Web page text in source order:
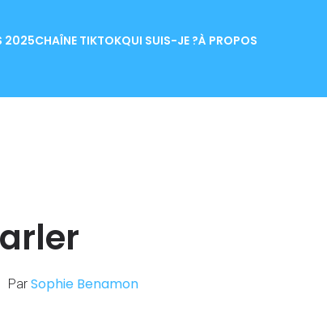
2025CHAÎNE TIKTOKQUI SUIS-JE ?À PROPOS
Par Sophie Benamon